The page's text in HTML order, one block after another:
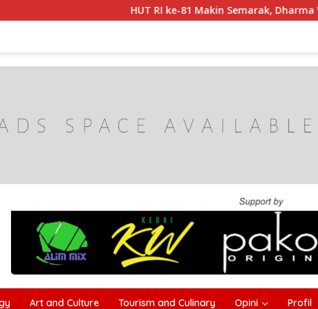
HUT RI ke-81 Makin Semarak, Dharma Wanita
Art and Culture Tourism and Culinary Opini Profil